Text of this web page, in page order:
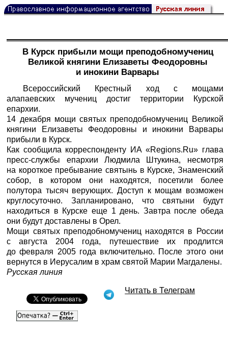
В Курск прибыли мощи преподобномучениц
Великой княгини Елизаветы Феодоровны
и инокини Варвары
Всероссийский Крестный ход с мощами
алапаевских мучениц достиг территории Курской
епархии.
14 декабря мощи святых преподобномучениц Великой
княгини Елизаветы Феодоровны и инокини Варвары
прибыли в Курск.
Как сообщила корреспонденту ИА «Regions.Ru» глава
пресс-службы епархии Людмила Штукина, несмотря
на короткое пребывание святынь в Курске, Знаменский
собор, в котором они находятся, посетили более
полутора тысяч верующих. Доступ к мощам возможен
круглосуточно. Запланировано, что святыни будут
находиться в Курске еще 1 день. Завтра после обеда
они будут доставлены в Орел.
Мощи святых преподобномучениц находятся в России
с августа 2004 года, путешествие их продлится
до февраля 2005 года включительно. После этого они
вернутся в Иерусалим в храм святой Марии Магдалены.
Русская линия
Читать в Телеграм